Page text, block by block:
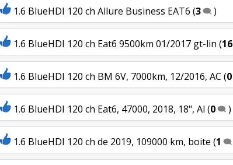
1.6 BlueHDI 120 ch Allure Business EAT6 (3 )
1.6 BlueHDI 120 ch Eat6 9500km 01/2017 gt-lin (16
1.6 BlueHDI 120 ch BM 6V, 7000km, 12/2016, AC (0
1.6 BlueHDI 120 ch Eat6, 47000, 2018, 18", Al (0 )
1.6 BlueHDI 120 ch de 2019, 109000 km, boite (1